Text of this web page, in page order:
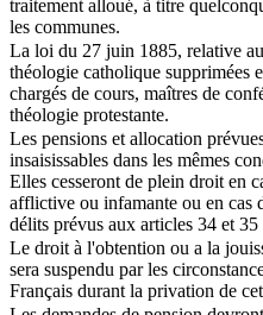
traitement alloué, à titre
les communes.
La loi du 27 juin 1885, relative
théologie catholique supprimées
chargés de cours, maîtres de
théologie protestante.
Les pensions et allocation
insaisissables dans les mêmes
Elles cesseront de plein droit en
afflictive ou infamante ou en cas
délits prévus aux articles 34 et 35
Le droit à l'obtention ou a la
sera suspendu par les
Français durant la privation de